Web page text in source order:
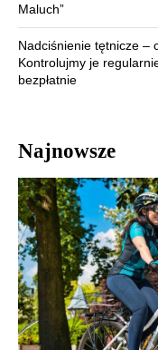
Maluch”
Nadciśnienie tętnicze –
Kontrolujmy je
bezpłatnie
Najnowsze